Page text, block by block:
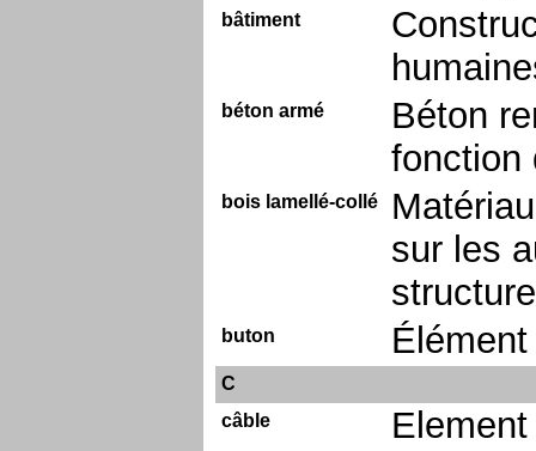
bâtiment
béton armé
Béton
fonction
bois lamellé-collé
sur les
structure
buton
C
câble